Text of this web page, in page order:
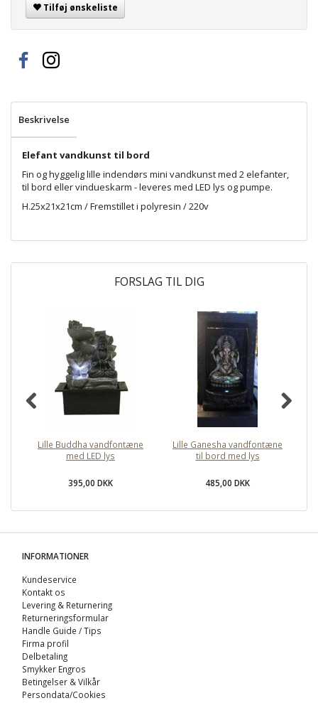
Tilføj ønskeliste
Beskrivelse
Elefant vandkunst til bord
Fin og hyggelig lille indendørs mini vandkunst med 2 elefanter,
til bord eller vindueskarm - leveres med LED lys og pumpe.
H.25x21x21cm / Fremstillet i polyresin / 220v
FORSLAG TIL DIG
Lille Buddha vandfontæne
med LED lys
395,00 DKK
Lille Ganesha vandfontæne
til bord med lys
485,00 DKK
INFORMATIONER
Kundeservice
Kontakt os
Levering & Returnering
Returneringsformular
Handle Guide / Tips
Firma profil
Delbetaling
Smykker Engros
Betingelser & Vilkår
Persondata/Cookies